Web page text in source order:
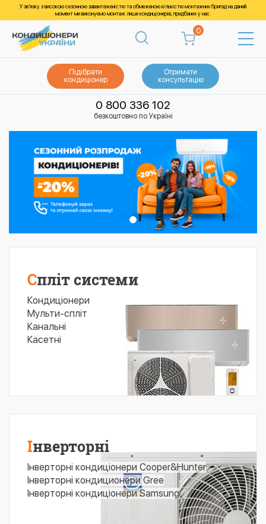
У зв’язку з високою сезонною завантаженістю та обмеженою кількістю монтажних бригад на даний
момент ми виконуємо монтаж лише кондиціонерів, придбаних у нас.
0
Підібрати
кондиціонер
Отримати
консультацію
0 800 336 102
безкоштовно по Україні
Спліт системи
Кондиціонери
Мульти-спліт
Канальні
Касетні
Інверторні
Інверторні кондиціонери Cooper&Hunter
Інверторні кондиционери Gree
Інверторні кондиціонери Samsung